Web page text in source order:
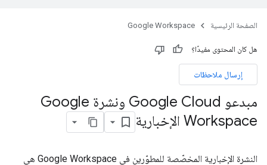
الصفحة الرئيسية Google Workspace
هل كان المحتوى مفيدًا؟
إرسال ملاحظات
مبدعو Google Cloud ونشرة Google
Workspace الإخبارية
النشرة الإخبارية المخصّصة للمطوّرين في Google Workspace هي